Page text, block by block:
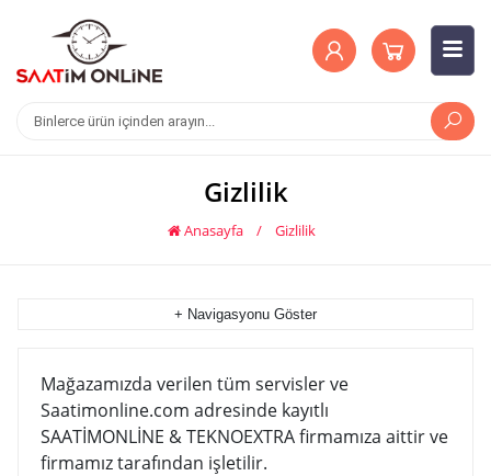
Gizlilik
Anasayfa / Gizlilik
+ Navigasyonu Göster
Mağazamızda verilen tüm servisler ve
Saatimonline.com adresinde kayıtlı
SAATİMONLİNE & TEKNOEXTRA firmamıza aittir ve
firmamız tarafından işletilir.